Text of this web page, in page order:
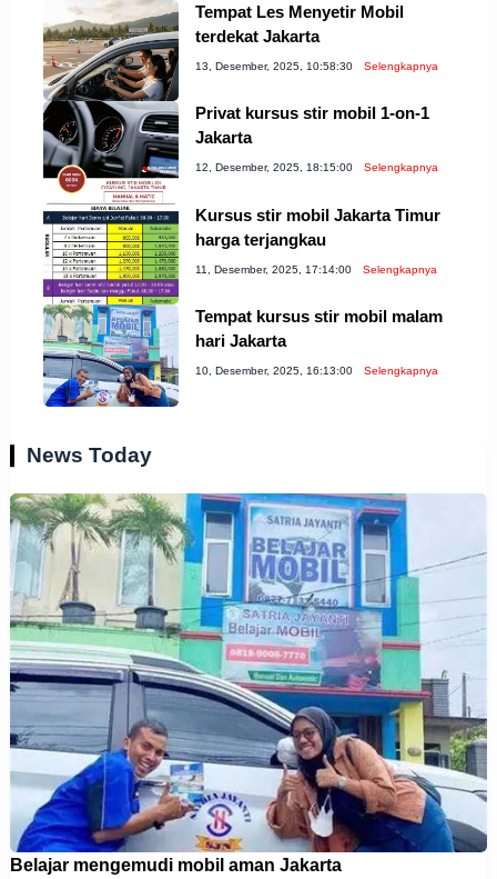
Tempat Les Menyetir Mobil
terdekat Jakarta
13, Desember, 2025, 10:58:30 Selengkapnya
Privat kursus stir mobil 1-on-1
Jakarta
12, Desember, 2025, 18:15:00 Selengkapnya
Kursus stir mobil Jakarta Timur
harga terjangkau
11, Desember, 2025, 17:14:00 Selengkapnya
Tempat kursus stir mobil malam
hari Jakarta
10, Desember, 2025, 16:13:00 Selengkapnya
News Today
Belajar mengemudi mobil aman Jakarta